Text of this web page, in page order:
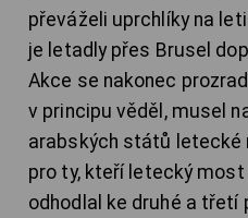
převáželi uprchlíky na
je letadly přes Brusel
Akce se nakonec
v principu věděl, musel
arabských států
pro ty, kteří letecký most
odhodlal ke druhé a třetí